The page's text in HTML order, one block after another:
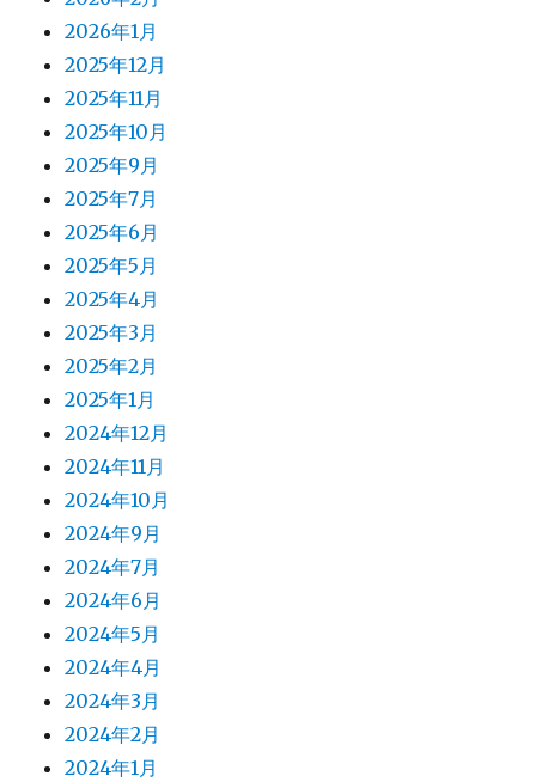
2026年1月
2025年12月
2025年11月
2025年10月
2025年9月
2025年7月
2025年6月
2025年5月
2025年4月
2025年3月
2025年2月
2025年1月
2024年12月
2024年11月
2024年10月
2024年9月
2024年7月
2024年6月
2024年5月
2024年4月
2024年3月
2024年2月
2024年1月